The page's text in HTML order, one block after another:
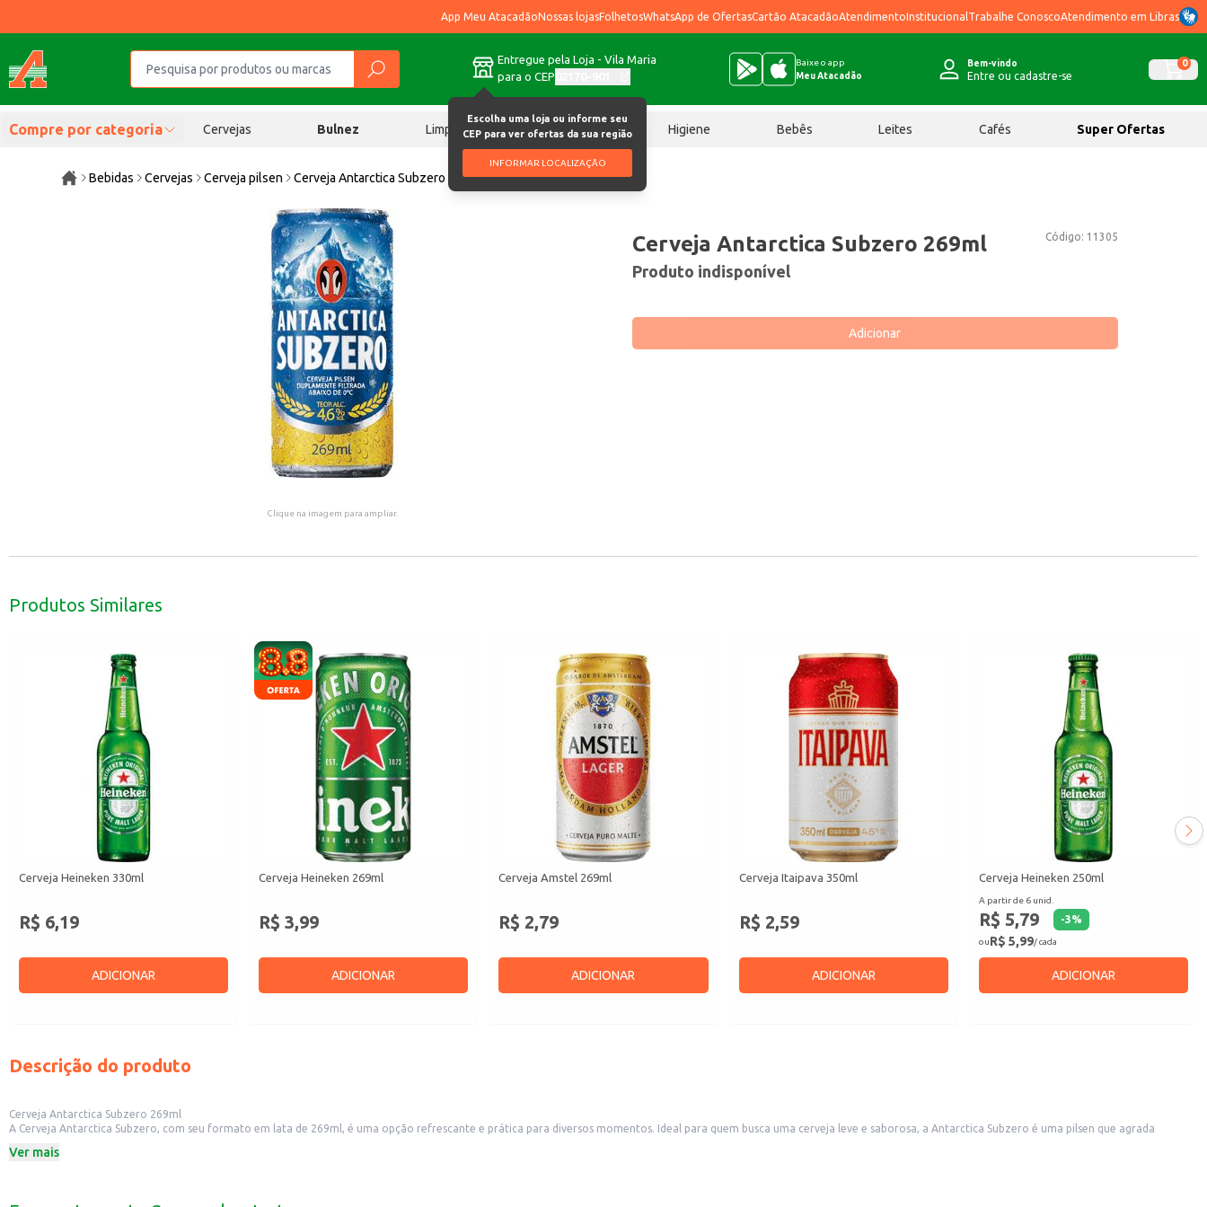
App Meu AtacadãoNossas lojasFolhetosWhatsApp de OfertasCartão AtacadãoAtendimentoInstitucional Trabalhe ConoscoAtendimento em Libras
Entregue pela Loja - Vila Maria
para o CEP
Escolha uma loja ou informe seu
CEP para ver ofertas da sua região
INFORMAR LOCALIZAÇÃO
Baixe o app
Meu Atacadão
Bem-vindo
Entre ou cadastre-se
0
Compre por categoria Cervejas Bulnez Limpeza Chocolates Higiene Bebês Leites Cafés Super Ofertas
Bebidas Cervejas Cerveja pilsen Cerveja Antarctica Subzero 269ml
Clique na imagem para ampliar.
Código: 11305
Cerveja Antarctica Subzero 269ml
Produto indisponível
Adicionar
Produtos Similares
Cerveja Heineken 330ml
R$ 6,19
ADICIONAR
Cerveja Heineken 269ml
R$ 3,99
ADICIONAR
Cerveja Amstel 269ml
R$ 2,79
ADICIONAR
Cerveja Itaipava 350ml
R$ 2,59
ADICIONAR
Cerveja Heineken 250ml
A partir de 6 unid.
R$ 5,79 -3%
ouR$ 5,99/ cada
ADICIONAR
Descrição do produto
Cerveja Antarctica Subzero 269ml
A Cerveja Antarctica Subzero, com seu formato em lata de 269ml, é uma opção refrescante e prática para diversos momentos. Ideal para quem busca uma cerveja leve e saborosa, a Antarctica Subzero é uma pilsen que agrada
Perfeita para:
Ver mais